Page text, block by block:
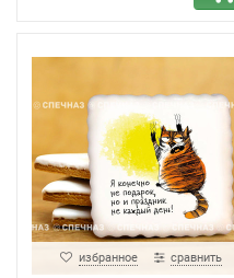
избранное сравнить